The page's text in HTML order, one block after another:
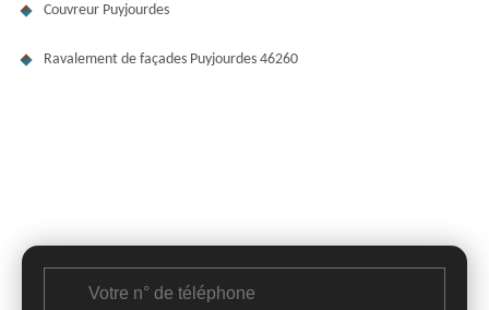
Couvreur Puyjourdes
Ravalement de façades Puyjourdes 46260